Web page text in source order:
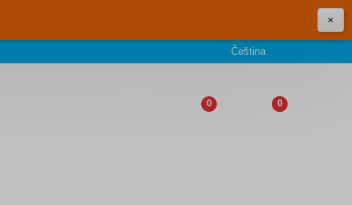
×
Čeština
0 0